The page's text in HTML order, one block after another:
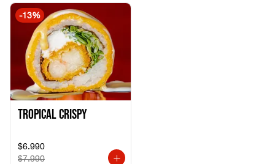
-13%
Tropical crispy
$6.990
$7.990